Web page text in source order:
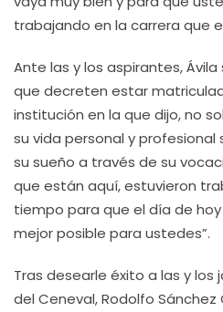
trabajando en la carrera que
Ante las y los aspirantes,
que decreten estar
institución en la que dijo, no
su vida personal y
su sueño a través de su
que están aquí, estuvieron
tiempo para que el día de
mejor posible para ustedes”.
Tras desearle éxito a las y
del Ceneval, Rodolfo